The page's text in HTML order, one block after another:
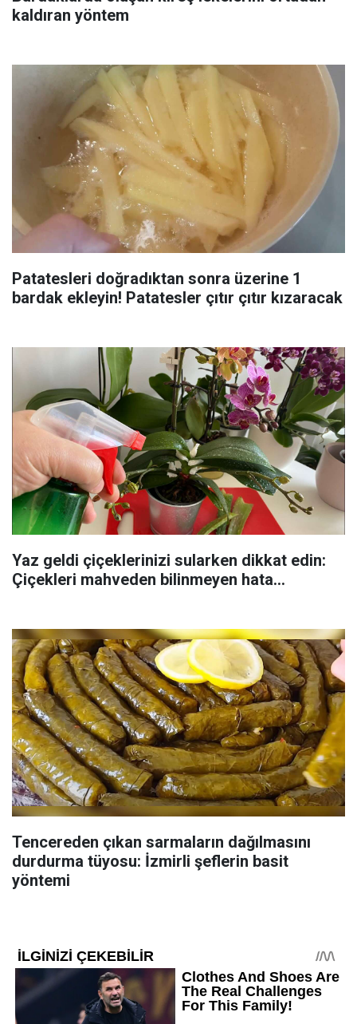
kaldıran yöntem
Patatesleri doğradıktan sonra üzerine 1
bardak ekleyin! Patatesler çıtır çıtır kızaracak
Yaz geldi çiçeklerinizi sularken dikkat edin:
Çiçekleri mahveden bilinmeyen hata...
Tencereden çıkan sarmaların dağılmasını
durdurma tüyosu: İzmirli şeflerin basit
yöntemi